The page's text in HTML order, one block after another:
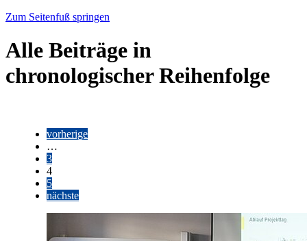
Zum Seitenfuß springen
Alle Beiträge in
chronologischer Reihenfolge
vorherige
…
3
4
5
nächste